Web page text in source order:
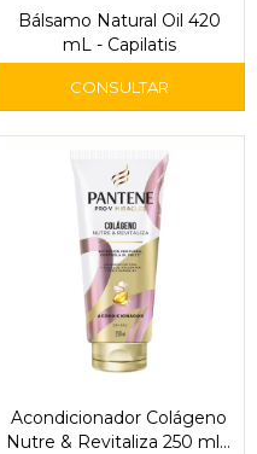
Bálsamo Natural Oil 420
mL - Capilatis
Acondicionador Colágeno
Nutre & Revitaliza 250 ml –